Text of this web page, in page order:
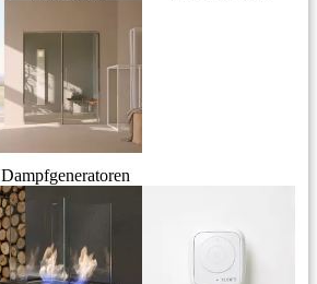
Dampfgeneratoren